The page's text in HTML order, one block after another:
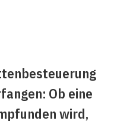
Ob eine
wird,